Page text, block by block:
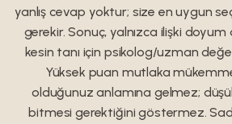
yanlış cevap yoktur; size en uygun
gerekir. Sonuç, yalnızca ilişki
kesin tanı için psikolog/uzman
Yüksek puan mutlaka
olduğunuz anlamına gelmez;
bitmesi gerektiğini göstermez.